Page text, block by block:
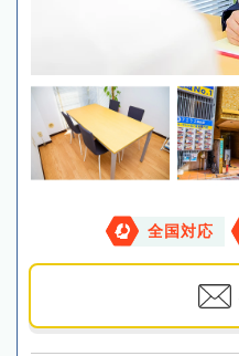
全国対応